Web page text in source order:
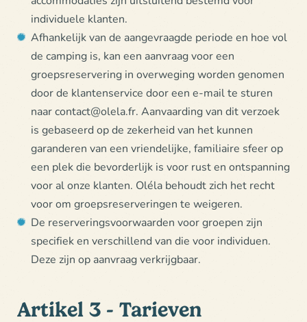
individuele klanten.
Afhankelijk van de aangevraagde periode en hoe vol
de camping is, kan een aanvraag voor een
groepsreservering in overweging worden genomen
door de klantenservice door een e-mail te sturen
naar contact@olela.fr. Aanvaarding van dit verzoek
is gebaseerd op de zekerheid van het kunnen
garanderen van een vriendelijke, familiaire sfeer op
een plek die bevorderlijk is voor rust en ontspanning
voor al onze klanten. Oléla behoudt zich het recht
voor om groepsreserveringen te weigeren.
De reserveringsvoorwaarden voor groepen zijn
specifiek en verschillend van die voor individuen.
Deze zijn op aanvraag verkrijgbaar.
Artikel 3 - Tarieven